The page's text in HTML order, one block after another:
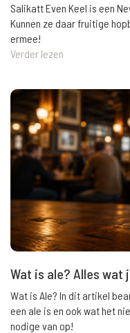
Salikatt Even Keel is een
Kunnen ze daar fruitige
ermee!
Verder lezen
Wat is ale? Alles wat
Wat is Ale? In dit artikel
een ale is en ook wat het
nodige van op!